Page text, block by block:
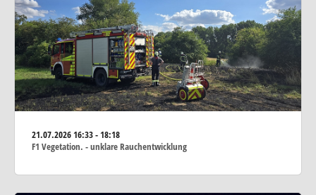
21.07.202616:33 - 18:18
F1 Vegetation. - unklare Rauchentwicklung